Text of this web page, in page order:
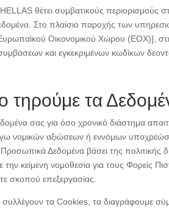
θέτει συμβατικούς περιορισμούς
Στο πλαίσιο παροχής των
Ευρωπαϊκού Οικονομικού Χώρου (ΕΟΧ)],
και εγκεκριμένων κωδίκων
τηρούμε τα
σας για όσο χρονικό διάστημα
νομικών αξιώσεων ή εννόμων
Προσωπικά Δεδομένα βάσει της
κείμενη νομοθεσία για τους Φορείς
σκοπού επεξεργασίας.
τα Cookies, τα διαγράφουμε